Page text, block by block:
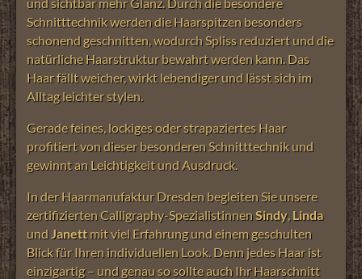
Schnitttechnik werden die Haarspitzen besonders
schonend geschnitten, wodurch Spliss reduziert und die
natürliche Haarstruktur bewahrt werden kann. Das
Haar fällt weicher, wirkt lebendiger und lässt sich im
Alltag leichter stylen.
Gerade feines, lockiges oder strapaziertes Haar
profitiert von dieser besonderen Schnitttechnik und
gewinnt an Leichtigkeit und Ausdruck.
In der Haarmanufaktur Dresden begleiten Sie unsere
zertifizierten Calligraphy-Spezialistinnen Sindy Linda
und Janettmit viel Erfahrung und einem geschulten
Blick für Ihren individuellen Look. Denn jedes Haar ist
einzigartig – und genau so sollte auch Ihr Haarschnitt